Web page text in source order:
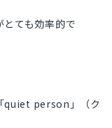
とても効率的で
quiet person」（ク